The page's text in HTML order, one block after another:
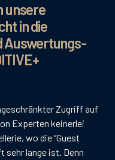
unsere
in die
Auswertungs-
Zugriff auf
Experten keinerlei
wo die “Guest
sehr lange ist. Denn